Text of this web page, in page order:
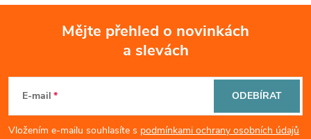
ý
p
p
Mějte přehled o novinkách
a slevách
E-mail
Vložením e-mailu souhlasíte s podmínkami ochrany osobních údajů
ODEBÍRAT